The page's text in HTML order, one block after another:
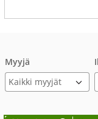
Myyjä
Kaikki myyjät